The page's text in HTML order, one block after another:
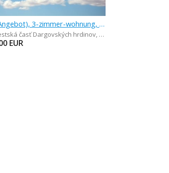
Verkauf (Angebot), 3-zimmer-wohnung, 66 m
časť Dargovských hrdinov, Bielocerkevská
EUR